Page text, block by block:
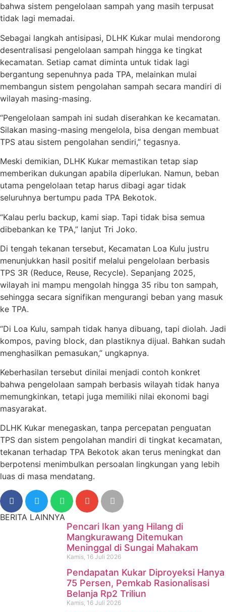
bahwa sistem pengelolaan sampah yang masih terpusat
tidak lagi memadai.
Sebagai langkah antisipasi, DLHK Kukar mulai mendorong
desentralisasi pengelolaan sampah hingga ke tingkat
kecamatan. Setiap camat diminta untuk tidak lagi
bergantung sepenuhnya pada TPA, melainkan mulai
membangun sistem pengolahan sampah secara mandiri di
wilayah masing-masing.
“Pengelolaan sampah ini sudah diserahkan ke kecamatan.
Silakan masing-masing mengelola, bisa dengan membuat
TPS atau sistem pengolahan sendiri,” tegasnya.
Meski demikian, DLHK Kukar memastikan tetap siap
memberikan dukungan apabila diperlukan. Namun, beban
utama pengelolaan tetap harus dibagi agar tidak
seluruhnya bertumpu pada TPA Bekotok.
“Kalau perlu backup, kami siap. Tapi tidak bisa semua
dibebankan ke TPA,” lanjut Tri Joko.
Di tengah tekanan tersebut, Kecamatan Loa Kulu justru
menunjukkan hasil positif melalui pengelolaan berbasis
TPS 3R (Reduce, Reuse, Recycle). Sepanjang 2025,
wilayah ini mampu mengolah hingga 35 ribu ton sampah,
sehingga secara signifikan mengurangi beban yang masuk
ke TPA.
“Di Loa Kulu, sampah tidak hanya dibuang, tapi diolah. Jadi
kompos, paving block, dan plastiknya dijual. Bahkan sudah
menghasilkan pemasukan,” ungkapnya.
Keberhasilan tersebut dinilai menjadi contoh konkret
bahwa pengelolaan sampah berbasis wilayah tidak hanya
memungkinkan, tetapi juga memiliki nilai ekonomi bagi
masyarakat.
DLHK Kukar menegaskan, tanpa percepatan penguatan
TPS dan sistem pengolahan mandiri di tingkat kecamatan,
tekanan terhadap TPA Bekotok akan terus meningkat dan
berpotensi menimbulkan persoalan lingkungan yang lebih
luas di masa mendatang.
BERITA LAINNYA
Pencari Ikan yang Hilang di
Mangkurawang Ditemukan
Meninggal di Sungai Mahakam
Kamis, 16 Juli 2026
Pendapatan Kukar Diproyeksi Hanya
75 Persen, Pemkab Rasionalisasi
Belanja Rp2 Triliun
Kamis, 16 Juli 2026